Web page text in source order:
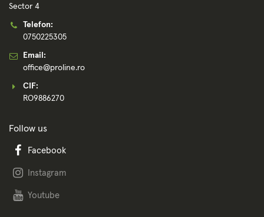
Sector 4
Telefon:
0750225305
Email:
office@proline.ro
CIF:
RO9886270
Follow us
Facebook
Instagram
Youtube